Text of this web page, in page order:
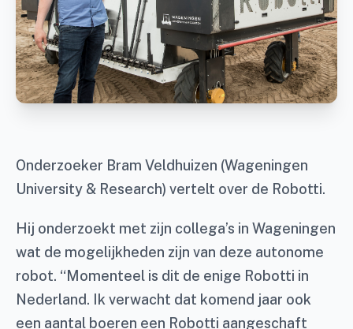
Onderzoeker Bram Veldhuizen (Wageningen
University & Research) vertelt over de Robotti.
Hij onderzoekt met zijn collega’s in Wageningen
wat de mogelijkheden zijn van deze autonome
robot. “Momenteel is dit de enige Robotti in
Nederland. Ik verwacht dat komend jaar ook
een aantal boeren een Robotti aangeschaft